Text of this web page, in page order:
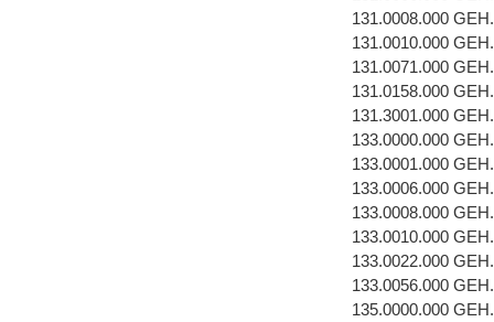
131.0008.000
131.0010.000
131.0071.000
131.0158.000
131.3001.000
133.0000.000
133.0001.000
133.0006.000
133.0008.000
133.0010.000
133.0022.000
133.0056.000
135.0000.000